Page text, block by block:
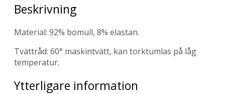
Beskrivning
Material: 92% bomull, 8% elastan.
Tvättråd: 60° maskintvätt, kan torktumlas på låg
temperatur.
Ytterligare information